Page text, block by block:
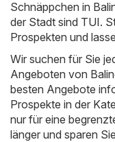
Schnäppchen in
der Stadt sind TUI.
Prospekten und
Wir suchen für Sie
Angeboten von
besten Angebote
Prospekte in der
nur für eine
länger und sparen